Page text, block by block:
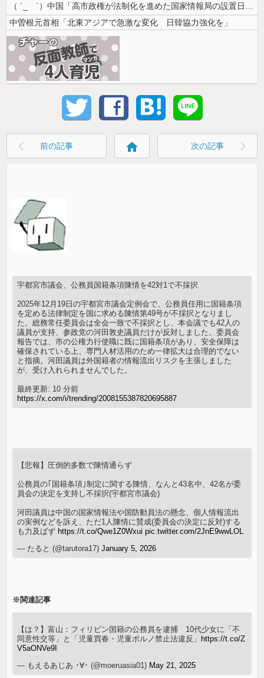
（ ´_ゝ`）中国「高市政権が法制化を進めた国家情報局の設置日が7月3...
中曽根元首相「北東アジアで急激な変化 日韓協力強化を」
前の記事 home 次の記事
宇都宮市議会、公務員国籍条項陳情を42対1で不採択
2025年12月19日の宇都宮市議会定例会で、公務員任用に国籍条項
を定める法律制定を国に求める陳情第49号が不採択となりまし
た。総務常任委員会は全会一致で不採択とし、本会議でも42人の
議員が支持、参政党の河田敦史議員だけが反対しました。委員会
報告では、市の公権力行使職に既に国籍条項があり、安全保障は
確保されている上、専門人材活用のため一律拡大は合理的でない
と指摘。河田議員は外国籍者の情報流出リスクを主張しました
が、受け入れられませんでした。
最終更新: 10 分前
https://x.com/i/trending/2008155387820695887
【悲報】圧倒的多数で陳情通らず
公務員の｢国籍条項｣制定に関する陳情、なんと43名中、42名が委
員会の決定を支持し不採択(宇都宮市議会)
河田議員は中国の国家情報法や国防動員法の懸念、個人情報流出
の実例などを訴え、ただ1人陳情に賛成(委員会の決定に反対)する
も力及ばず https://t.co/Qwe1Z0Wxui pic.twitter.com/2JnE9wwLOL
— たると (@tarutora17)January 5, 2026
※関連記事
【は？】富山：フィリピン国籍の公務員を逮捕 10代少女に「不
同意性交等」と「児童買春・児童ポルノ禁止法違反」 https://t.co/Z
V5aONVe9I
— もえるあじあ ･∀･ (@moeruasia01) May 21, 2025